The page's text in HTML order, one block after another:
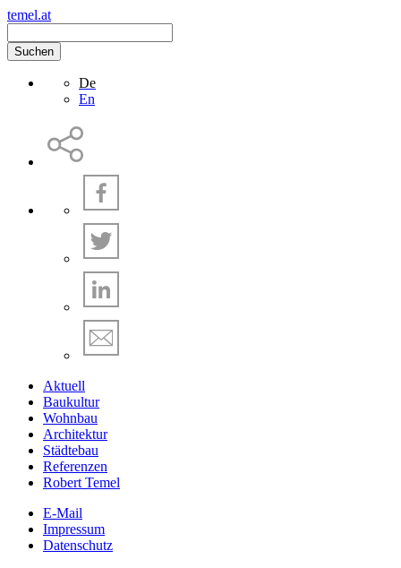
temel.at
Suchen
De
En
Aktuell
Baukultur
Wohnbau
Architektur
Städtebau
Referenzen
Robert Temel
E-Mail
Impressum
Datenschutz